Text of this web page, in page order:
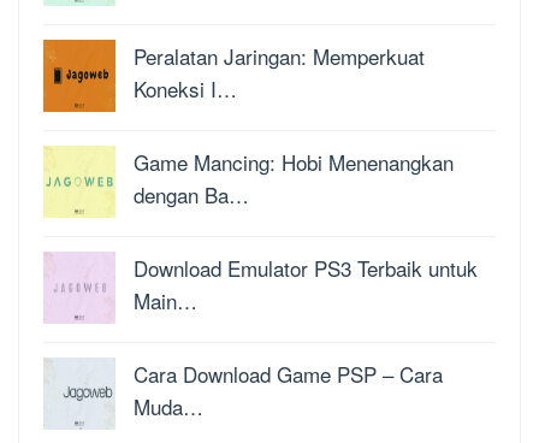
Peralatan Jaringan: Memperkuat
Koneksi I…
Game Mancing: Hobi Menenangkan
dengan Ba…
Download Emulator PS3 Terbaik untuk
Main…
Cara Download Game PSP – Cara
Muda…